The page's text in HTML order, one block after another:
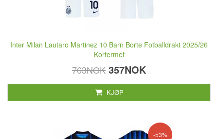
Inter Milan Lautaro Martinez 10 Barn Borte Fotballdrakt 2025/26
Kortermet
763NOK 357NOK
KJØP
-53%